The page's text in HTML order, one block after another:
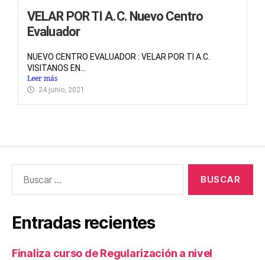
VELAR POR TI A.C. Nuevo Centro
Evaluador
NUEVO CENTRO EVALUADOR : VELAR POR TI A.C.
VISITANOS EN...
Leer más
24 junio, 2021
Entradas recientes
Finaliza curso de Regularización a nivel